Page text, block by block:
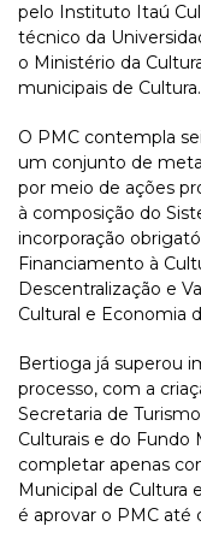
pelo Instituto Itaú
técnico da
o Ministério da
municipais de Cultura.
O PMC contempla
um conjunto de
por meio de ações
à composição do
incorporação
Financiamento à
Descentralização e
Cultural e Economia
Bertioga já superou
processo, com a
Secretaria de
Culturais e do Fundo
completar apenas
Municipal de Cultura
é aprovar o PMC até